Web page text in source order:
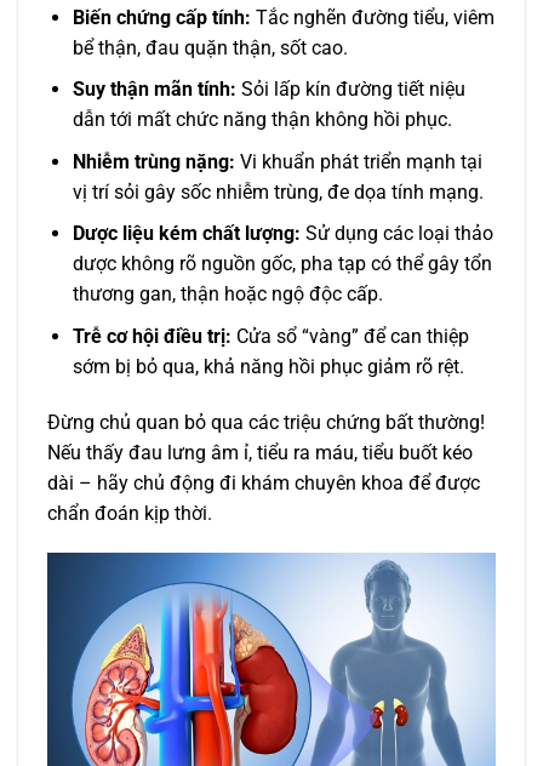
Biến chứng cấp tính: Tắc nghẽn đường tiểu, viêm
bể thận, đau quặn thận, sốt cao.
Suy thận mãn tính: Sỏi lấp kín đường tiết niệu
dẫn tới mất chức năng thận không hồi phục.
Nhiễm trùng nặng: Vi khuẩn phát triển mạnh tại
vị trí sỏi gây sốc nhiễm trùng, đe dọa tính mạng.
Dược liệu kém chất lượng: Sử dụng các loại thảo
dược không rõ nguồn gốc, pha tạp có thể gây tổn
thương gan, thận hoặc ngộ độc cấp.
Trễ cơ hội điều trị: Cửa sổ “vàng” để can thiệp
sớm bị bỏ qua, khả năng hồi phục giảm rõ rệt.
Đừng chủ quan bỏ qua các triệu chứng bất thường!
Nếu thấy đau lưng âm ỉ, tiểu ra máu, tiểu buốt kéo
dài – hãy chủ động đi khám chuyên khoa để được
chẩn đoán kịp thời.